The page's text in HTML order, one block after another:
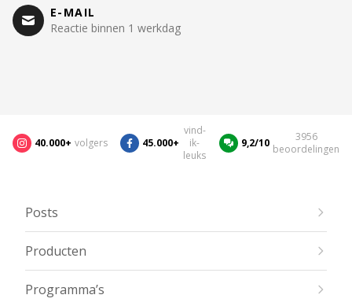
E-MAIL
Reactie binnen 1 werkdag
40.000+ volgers 45.000+
vind-
ik-
leuks
9,2/10
3956
beoordelingen
Posts
Producten
Programma’s